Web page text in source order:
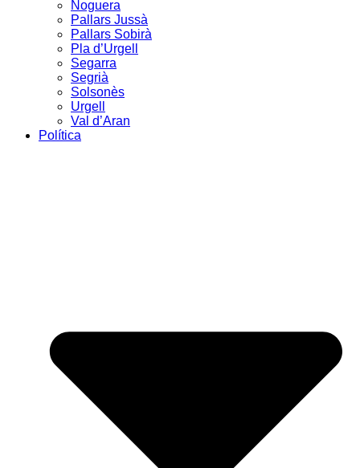
Noguera
Pallars Jussà
Pallars Sobirà
Pla d’Urgell
Segarra
Segrià
Solsonès
Urgell
Val d’Aran
Política